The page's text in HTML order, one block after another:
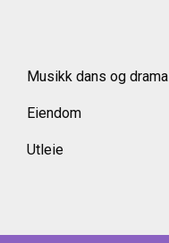
Musikk dans og drama
Eiendom
Utleie